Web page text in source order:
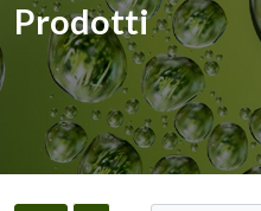
Prodotti